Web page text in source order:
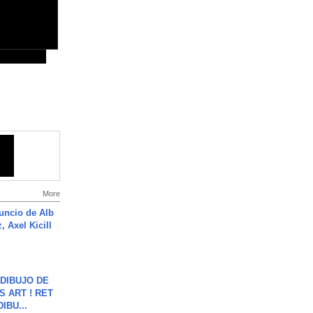
More
de Alb
Axel Kicill
DE
ART ! RET